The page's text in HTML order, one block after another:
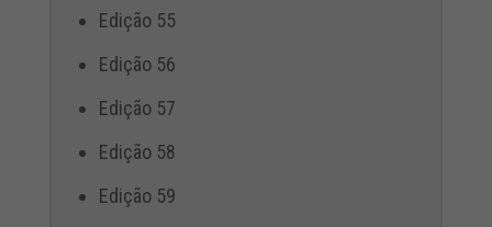
Edição 55
Edição 56
Edição 57
Edição 58
Edição 59